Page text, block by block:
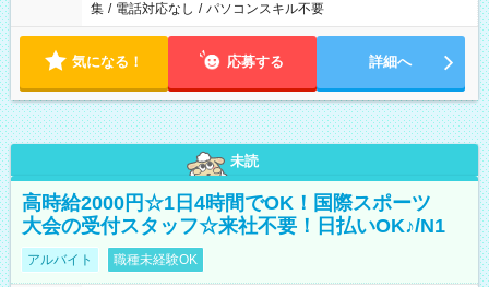
集 / 電話対応なし / パソコンスキル不要
気になる！ 応募する 詳細へ
未読
高時給2000円☆1日4時間でOK！国際スポーツ
大会の受付スタッフ☆来社不要！日払いOK♪/N1
アルバイト 職種未経験OK